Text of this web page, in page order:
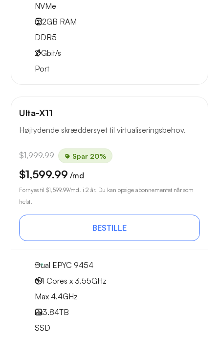
NVMe
512GB RAM
DDR5
2Gbit/s
Port
Ulta-X11
Højtydende skræddersyet til virtualiseringsbehov.
$1,999.99 Spar 20%
$1,599.99 /md
Fornyes til $1,599.99/md. i 2 år. Du kan opsige abonnementet når som
helst.
BESTILLE
Dual EPYC 9454
64 Cores x 3.55GHz
Max 4.4GHz
2x3.84TB
SSD